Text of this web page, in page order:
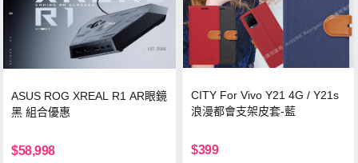
ASUS ROG XREAL R1 AR眼鏡
黑 組合優惠
$58,998
CITY For Vivo Y21 4G / Y21s
浪漫都會支架皮套-藍
$399